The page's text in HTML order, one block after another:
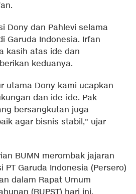
Dony dan Pahlevi selama
Garuda Indonesia. Irfan
kasih atas ide dan
keduanya.
utama Dony kami ucapkan
dan ide-ide. Pak
bersangkutan juga
agar bisnis stabil," ujar
BUMN merombak jajaran
PT Garuda Indonesia (Persero)
dalam Rapat Umum